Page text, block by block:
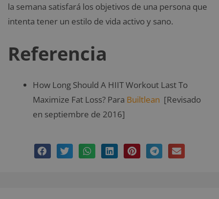
la semana satisfará los objetivos de una persona que
intenta tener un estilo de vida activo y sano.
Referencia
How Long Should A HIIT Workout Last To
Maximize Fat Loss? Para Builtlean [Revisado
en septiembre de 2016]